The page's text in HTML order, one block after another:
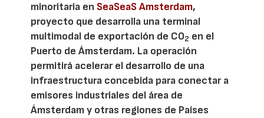
minoritaria en SeaSeaS Amsterdam,
proyecto que desarrolla una terminal
multimodal de exportación de CO2 en el
Puerto de Ámsterdam. La operación
permitirá acelerar el desarrollo de una
infraestructura concebida para conectar a
emisores industriales del área de
Ámsterdam y otras regiones de Países